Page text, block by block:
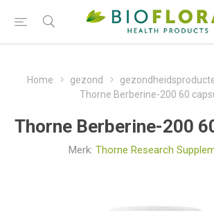
Home gezond
Thorne Berberine-200 60
Thorne Berberine-200
Merk: Thorne Research